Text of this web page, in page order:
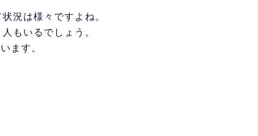
況は様々ですよね。
もいるでしょう。
ます。